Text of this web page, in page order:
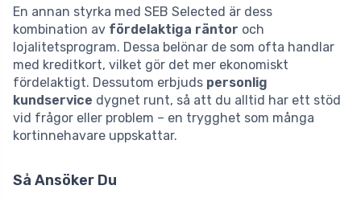
En annan styrka med SEB Selected är dess
kombination av fördelaktiga räntor och
lojalitetsprogram. Dessa belönar de som ofta handlar
med kreditkort, vilket gör det mer ekonomiskt
fördelaktigt. Dessutom erbjuds personlig
kundservice dygnet runt, så att du alltid har ett stöd
vid frågor eller problem – en trygghet som många
kortinnehavare uppskattar.
Så Ansöker Du